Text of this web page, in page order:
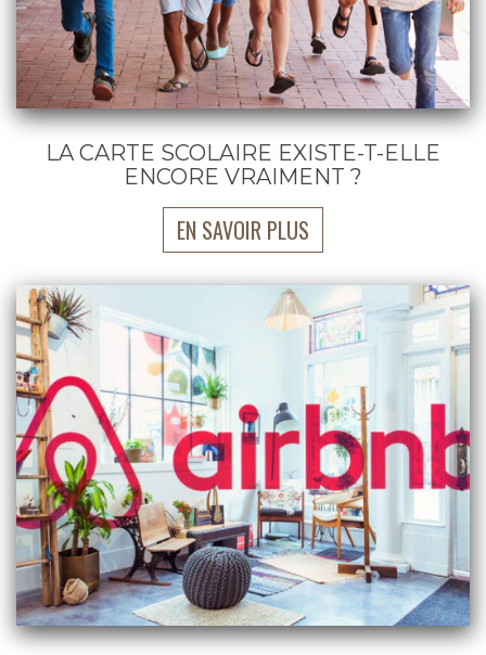
LA CARTE SCOLAIRE EXISTE-T-ELLE
ENCORE VRAIMENT ?
EN SAVOIR PLUS